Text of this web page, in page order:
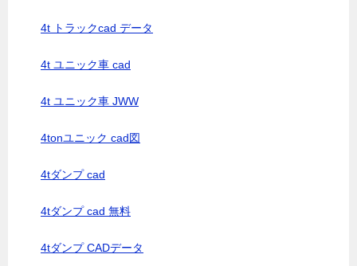
4t トラックcad データ
4t ユニック車 cad
4t ユニック車 JWW
4tonユニック cad図
4tダンプ cad
4tダンプ cad 無料
4tダンプ CADデータ